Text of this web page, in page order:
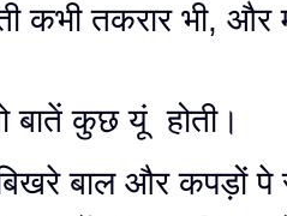
कभी तकरार भी, और
बातें कुछ यूं होती।
बाल और कपड़ों पे